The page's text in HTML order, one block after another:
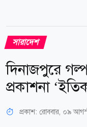
সারাদেশ
দিনাজপুরে
প্রকাশনা
প্রকাশ: রোববার, ০৯